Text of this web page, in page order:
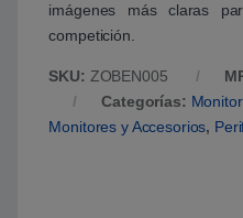
imágenes más claras
competición.
SKU: ZOBEN005
Categorías:
Monitores y Accesorios,